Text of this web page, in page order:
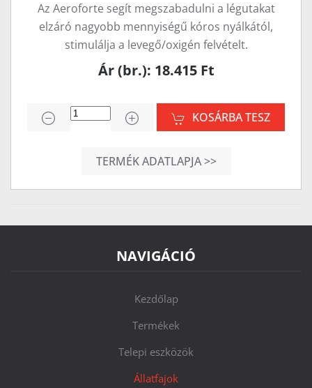
Az Aeroforte segít megszabadulni a légutakat
elzáró nagyobb mennyiségű kóros nyálkától,
stimulálja a levegő/oxigén felvételt.
Ár (br.): 18.415 Ft
KOSÁRBA TESZ
TERMÉK ADATLAPJA >>
NAVIGÁCIÓ
Kezdőlap
Termékek
Telepi eszközök
Állatfajok